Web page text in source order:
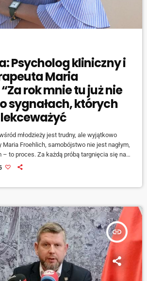
Psycholog kliniczny i
Maria
rok mnie tu już nie
sygnałach, których
młodzieży jest trudny, ale wyjątkowo
Maria Froehlich, samobójstwo nie jest nagłym,
– to proces. Za każdą próbą targnięcia się na
i długotrwała walka wewnętrzna. –
insert_link